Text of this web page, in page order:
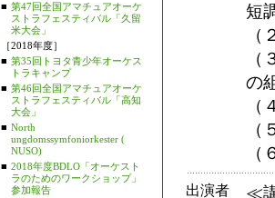
■ 第47回全国アマチュアオーケ
ストラフェスティバル「久留
米大会」
［2018年度］
■ 第35回トヨタ青少年オーケス
トラキャンプ
■ 第46回全国アマチュアオーケ
ストラフェスティバル「高知
大会」
■ North
ungdomssymfoniorkester (
NUSO)
■ 2018年度BDLO「オーケスト
ラのためのワークショップ」
参加報告
短
の
出演者
≪